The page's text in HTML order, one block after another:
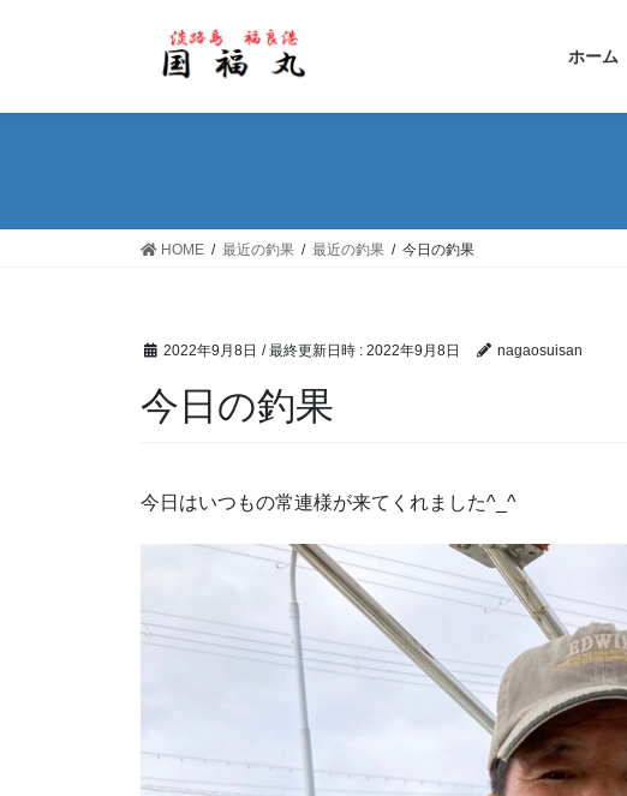
ホーム
HOME 最近の釣果 最近の釣果 今日の釣果
2022年9月8日 / 最終更新日時 : 2022年9月8日 nagaosuisan
今日の釣果
今日はいつもの常連様が来てくれました^_^